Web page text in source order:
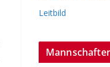
Leitbild